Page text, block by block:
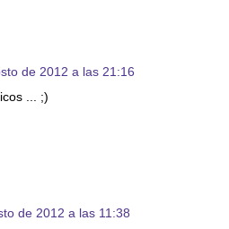
de 2012 a las 21:16
... ;)
de 2012 a las 11:38